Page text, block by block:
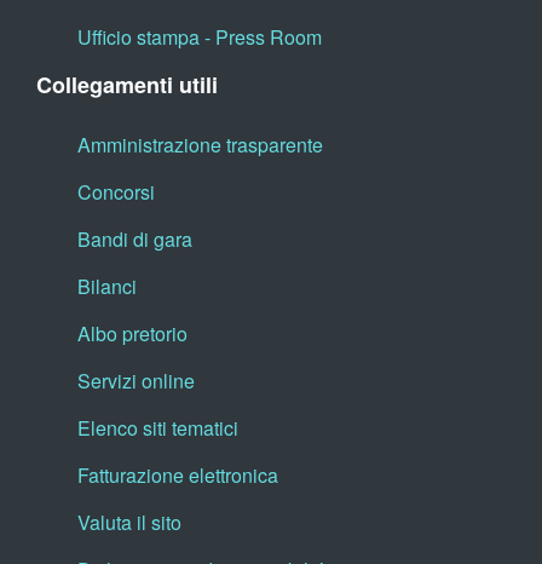
Ufficio stampa - Press Room
Collegamenti utili
Amministrazione trasparente
Concorsi
Bandi di gara
Bilanci
Albo pretorio
Servizi online
Elenco siti tematici
Fatturazione elettronica
Valuta il sito